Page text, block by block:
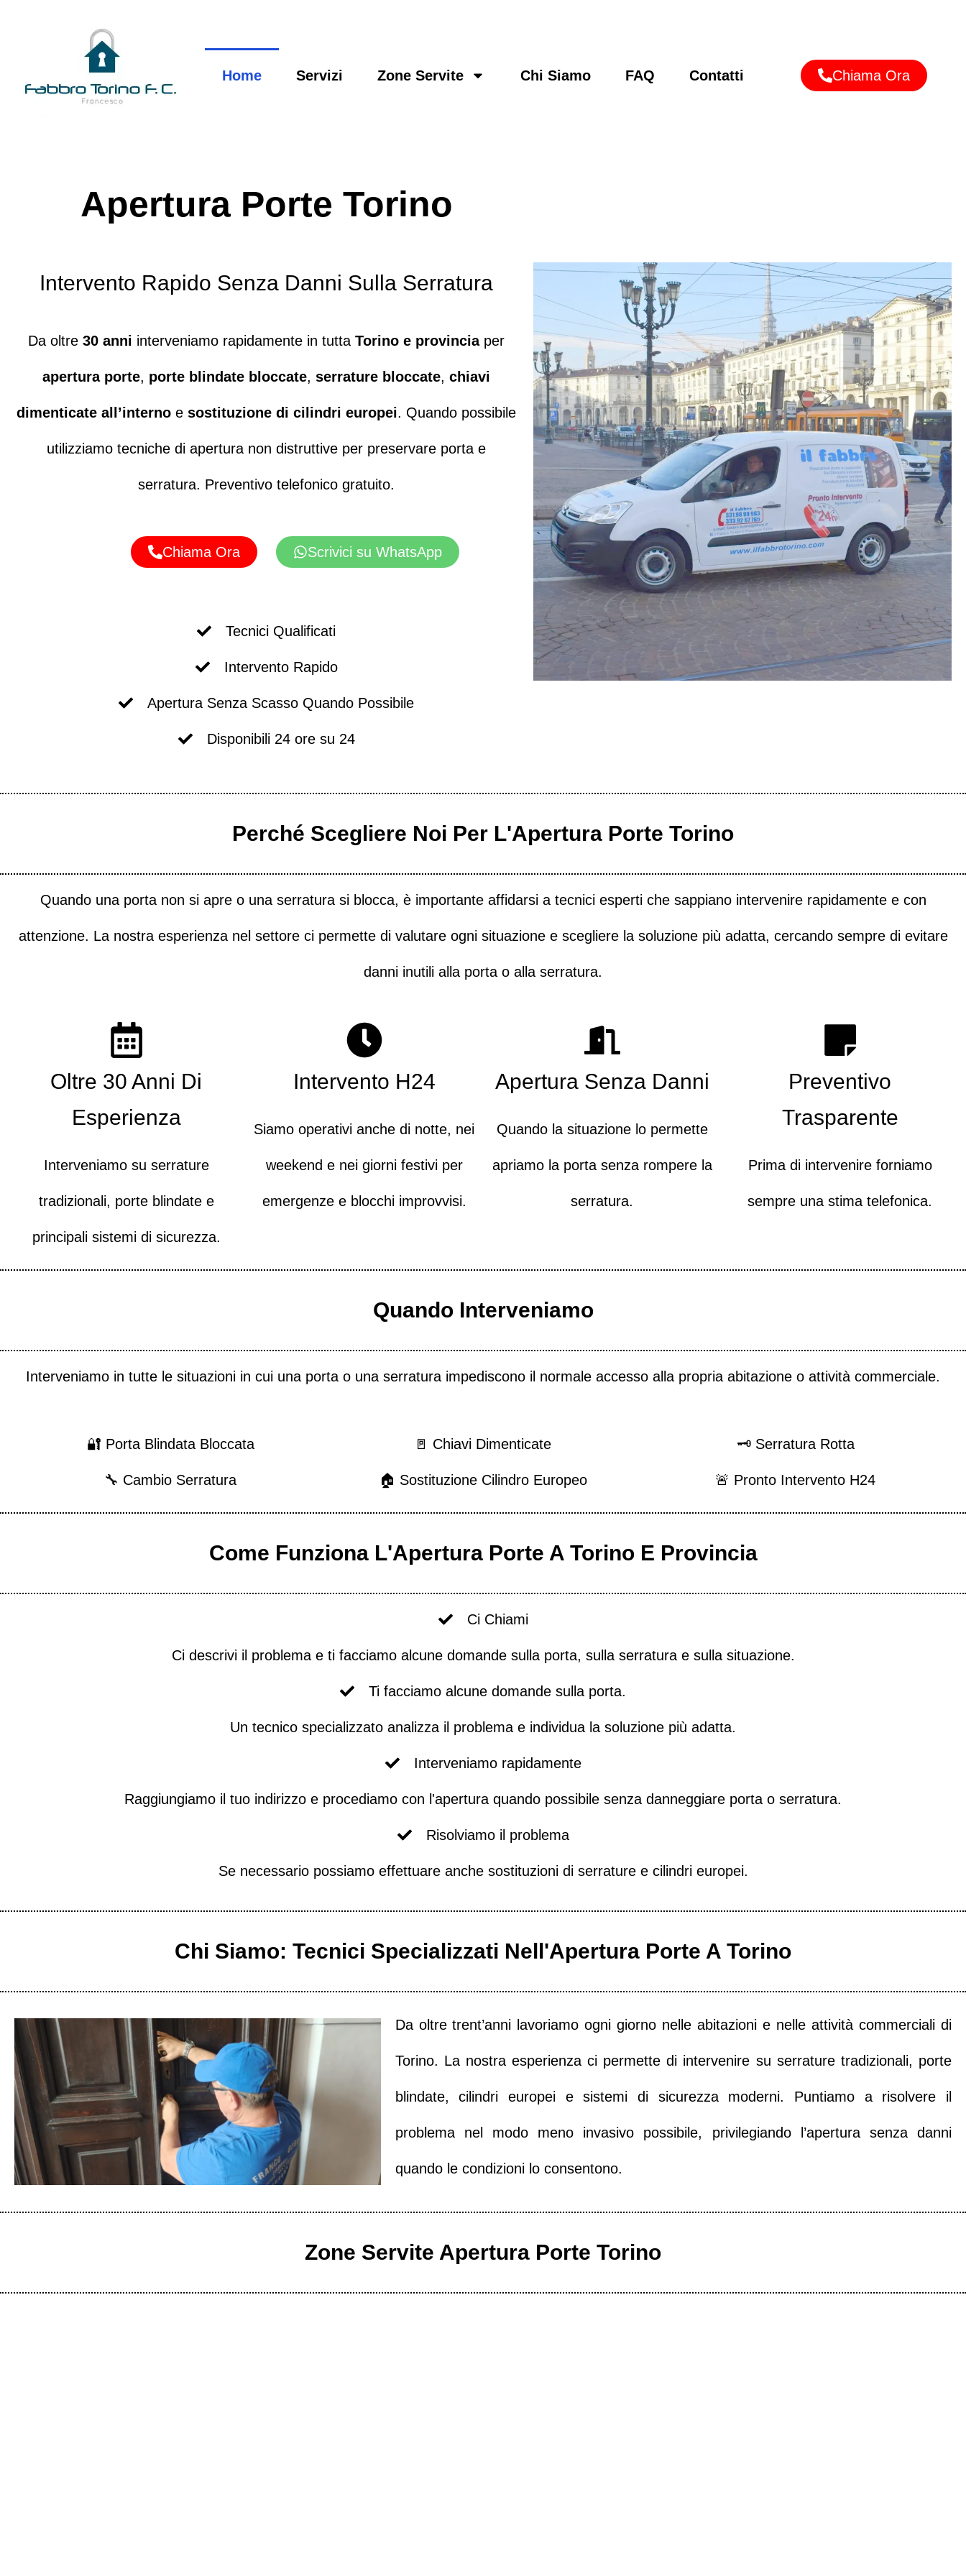
Home Servizi Zone Servite Chi Siamo FAQ Contatti Chiama Ora
Apertura Porte Torino
Intervento Rapido Senza Danni Sulla Serratura
Da oltre30 anni interveniamo rapidamente in tuttaTorino e provinciaper
apertura porte, porte blindate bloccate,serrature bloccate,chiavi
dimenticate all’interno esostituzione di cilindri europei. Quando possibile
utilizziamo tecniche di apertura non distruttive per preservare porta e
serratura. Preventivo telefonico gratuito.
Chiama Ora Scrivici su WhatsApp
Tecnici Qualificati
Intervento Rapido
Apertura Senza Scasso Quando Possibile
Disponibili 24 ore su 24
Perché Scegliere Noi Per L'Apertura Porte Torino
Quando una porta non si apre o una serratura si blocca, è importante affidarsi a tecnici esperti che sappiano intervenire rapidamente e con
attenzione. La nostra esperienza nel settore ci permette di valutare ogni situazione e scegliere la soluzione più adatta, cercando sempre di evitare
danni inutili alla porta o alla serratura.
Oltre 30 Anni Di
Esperienza
Interveniamo su serrature
tradizionali, porte blindate e
principali sistemi di sicurezza.
Intervento H24
Siamo operativi anche di notte, nei
weekend e nei giorni festivi per
emergenze e blocchi improvvisi.
Apertura Senza Danni
Quando la situazione lo permette
apriamo la porta senza rompere la
serratura.
Preventivo
Trasparente
Prima di intervenire forniamo
sempre una stima telefonica.
Quando Interveniamo
Interveniamo in tutte le situazioni in cui una porta o una serratura impediscono il normale accesso alla propria abitazione o attività commerciale.
🔐 Porta Blindata Bloccata 🚪 Chiavi Dimenticate 🗝 Serratura Rotta
🔧 Cambio Serratura 🏠 Sostituzione Cilindro Europeo 🚨 Pronto Intervento H24
Come Funziona L'Apertura Porte A Torino E Provincia
Ci Chiami
Ci descrivi il problema e ti facciamo alcune domande sulla porta, sulla serratura e sulla situazione.
Ti facciamo alcune domande sulla porta.
Un tecnico specializzato analizza il problema e individua la soluzione più adatta.
Interveniamo rapidamente
Raggiungiamo il tuo indirizzo e procediamo con l'apertura quando possibile senza danneggiare porta o serratura.
Risolviamo il problema
Se necessario possiamo effettuare anche sostituzioni di serrature e cilindri europei.
Chi Siamo: Tecnici Specializzati Nell'Apertura Porte A Torino
Da oltre trent’anni lavoriamo ogni giorno nelle abitazioni e nelle attività commerciali di
Torino. La nostra esperienza ci permette di intervenire su serrature tradizionali, porte
blindate, cilindri europei e sistemi di sicurezza moderni. Puntiamo a risolvere il
problema nel modo meno invasivo possibile, privilegiando l’apertura senza danni
quando le condizioni lo consentono.
Zone Servite Apertura Porte Torino